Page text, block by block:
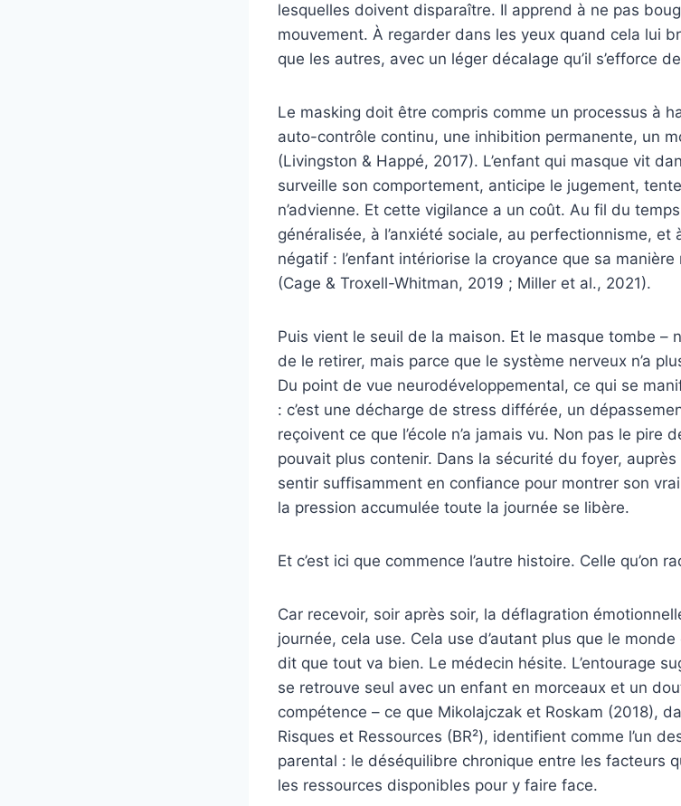
lesquelles doivent disparaître. Il apprend à ne pas
mouvement. À regarder dans les yeux quand cela lui
que les autres, avec un léger décalage qu’il s’efforce
Le masking doit être compris comme un processus à
auto-contrôle continu, une inhibition permanente, un
(Livingston & Happé, 2017). L’enfant qui masque vit
surveille son comportement, anticipe le jugement, tente
n’advienne. Et cette vigilance a un coût. Au fil du
généralisée, à l’anxiété sociale, au perfectionnisme,
négatif : l’enfant intériorise la croyance que sa
(Cage & Troxell-Whitman, 2019 ; Miller et al., 2021).
Puis vient le seuil de la maison. Et le masque tombe –
de le retirer, mais parce que le système nerveux n’a
Du point de vue neurodéveloppemental, ce qui se
: c’est une décharge de stress différée, un
reçoivent ce que l’école n’a jamais vu. Non pas le pire
pouvait plus contenir. Dans la sécurité du foyer,
sentir suffisamment en confiance pour montrer son
la pression accumulée toute la journée se libère.
Et c’est ici que commence l’autre histoire. Celle qu’on
Car recevoir, soir après soir, la déflagration
journée, cela use. Cela use d’autant plus que le
dit que tout va bien. Le médecin hésite. L’entourage
se retrouve seul avec un enfant en morceaux et un
compétence – ce que Mikolajczak et Roskam (2018),
Risques et Ressources (BR²), identifient comme l’un
parental : le déséquilibre chronique entre les facteurs
les ressources disponibles pour y faire face.